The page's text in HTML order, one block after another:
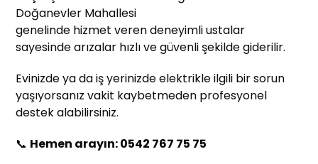
Doğanevler Mahallesi
genelinde hizmet veren deneyimli ustalar
sayesinde arızalar hızlı ve güvenli şekilde giderilir.
Evinizde ya da iş yerinizde elektrikle ilgili bir sorun
yaşıyorsanız vakit kaybetmeden profesyonel
destek alabilirsiniz.
📞 Hemen arayın: 0542 767 75 75